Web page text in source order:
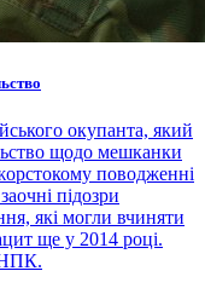
окупанта, який
щодо мешканки
поводженні
підозри
які могли вчиняти
ще у 2014 році.